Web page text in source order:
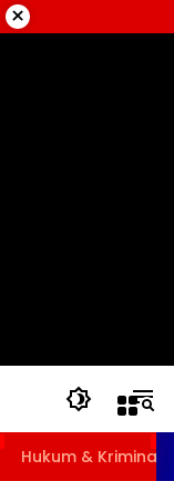
×
Hukum & Kriminal